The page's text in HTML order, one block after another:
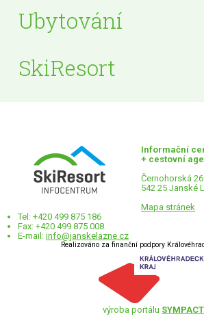
Ubytování
SkiResort
Informační
+ cestovní
Černohorská
542 25 Janské
Mapa stránek
Tel: +420 499 875 186
Fax: +420 499 875 008
E-mail: info@janskelazne.cz
Realizováno za finanční podpory
výroba portálu SYMPACT